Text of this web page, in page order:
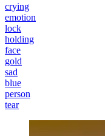
crying
emotion
lock
holding
face
gold
sad
blue
person
tear